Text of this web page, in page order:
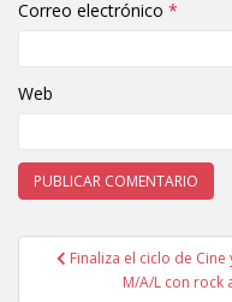
Correo electrónico *
Web
Navegación
Finaliza el ciclo de
M/A/L con rock